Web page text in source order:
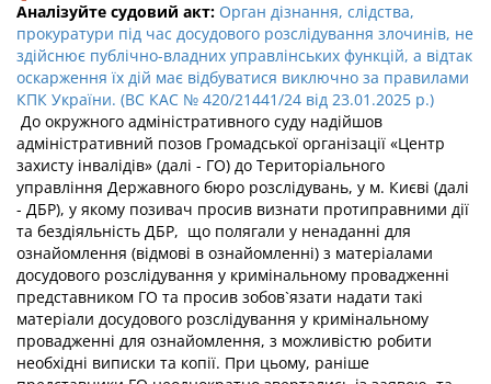
Аналізуйте судовий акт: Орган дізнання, слідства,
прокуратури під час досудового розслідування злочинів, не
здійснює публічно-владних управлінських функцій, а відтак
оскарження їх дій має відбуватися виключно за правилами
КПК України. (ВС КАС № 420/21441/24 від 23.01.2025 р.)
До окружного адміністративного суду надійшов
адміністративний позов Громадської організації «Центр
захисту інвалідів» (далі - ГО) до Територіального
управління Державного бюро розслідувань, у м. Києві (далі
- ДБР), у якому позивач просив визнати протиправними дії
та бездіяльність ДБР, що полягали у ненаданні для
ознайомлення (відмові в ознайомленні) з матеріалами
досудового розслідування у кримінальному провадженні
представником ГО та просив зобов`язати надати такі
матеріали досудового розслідування у кримінальному
провадженні для ознайомлення, з можливістю робити
необхідні виписки та копії. При цьому, раніше